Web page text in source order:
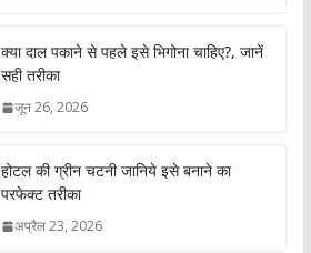
क्या दाल पकाने से पहले इसे भिगोना चाहिए?, जानें
सही तरीका
जून 26, 2026
होटल की ग्रीन चटनी जानिये इसे बनाने का
परफेक्ट तरीका
अप्रैल 23, 2026